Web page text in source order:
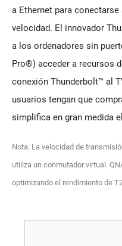
a Ethernet para
velocidad. El innovador
a los ordenadores sin
Pro®) acceder a recursos
conexión Thunderbolt™ al
usuarios tengan que
simplifica en gran medida
Nota: La velocidad de
utiliza un conmutador virtual.
optimizando el rendimiento de